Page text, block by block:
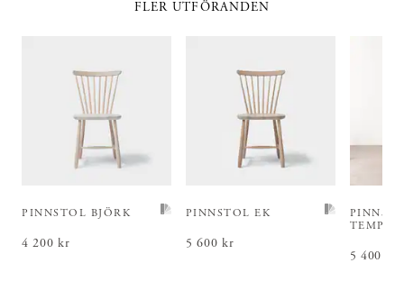
FLER UTFÖRANDEN
PINNSTOL BJÖRK
Pris:4 200 kr
4 200 kr
PINNSTOL EK
Pris:5 600 kr
5 600 kr
Pris:5
5 400 kr